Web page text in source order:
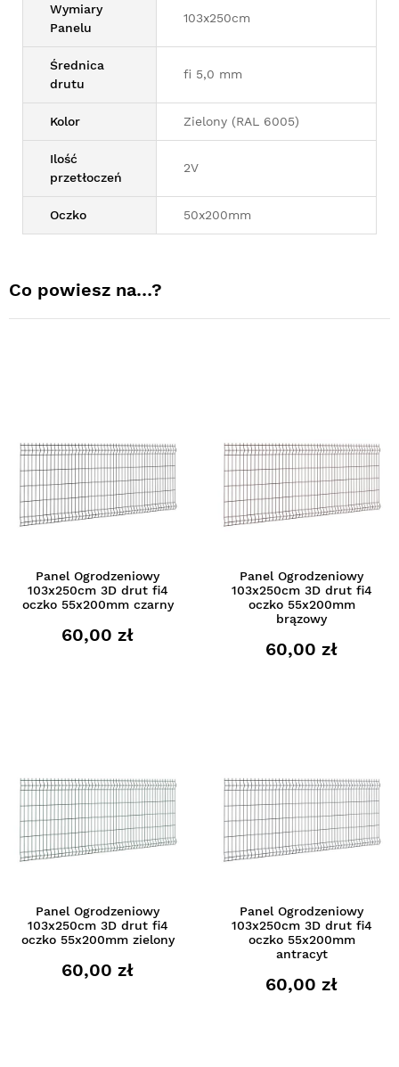
Wymiary
Panelu
103x250cm
Średnica
drutu
fi 5,0 mm
Kolor Zielony (RAL 6005)
Ilość
przetłoczeń
2V
Oczko 50x200mm
Co powiesz na…?
Panel Ogrodzeniowy
103x250cm 3D drut fi4
oczko 55x200mm czarny
60,00 zł
Panel Ogrodzeniowy
103x250cm 3D drut fi4
oczko 55x200mm
brązowy
60,00 zł
Panel Ogrodzeniowy
103x250cm 3D drut fi4
oczko 55x200mm zielony
60,00 zł
Panel Ogrodzeniowy
103x250cm 3D drut fi4
oczko 55x200mm
antracyt
60,00 zł